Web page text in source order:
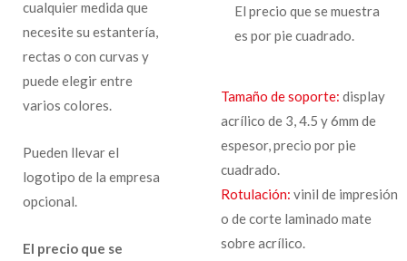
cualquier medida que
necesite su estantería,
rectas o con curvas y
puede elegir entre
varios colores.
Pueden llevar el
logotipo de la empresa
opcional.
El precio que se
El precio que se muestra
es por pie cuadrado.
Tamaño de soporte: display
acrílico de 3, 4.5 y 6mm de
espesor, precio por pie
cuadrado.
Rotulación: vinil de impresión
o de corte laminado mate
sobre acrílico.